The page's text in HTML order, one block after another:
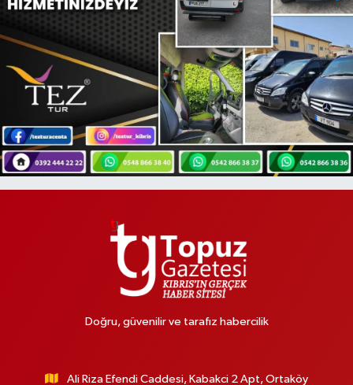
Doğru, güvenilir ve tarafız habercilik
Ali Riza Efendi Caddesi, Kabakci 2 Apt, Ortaköy